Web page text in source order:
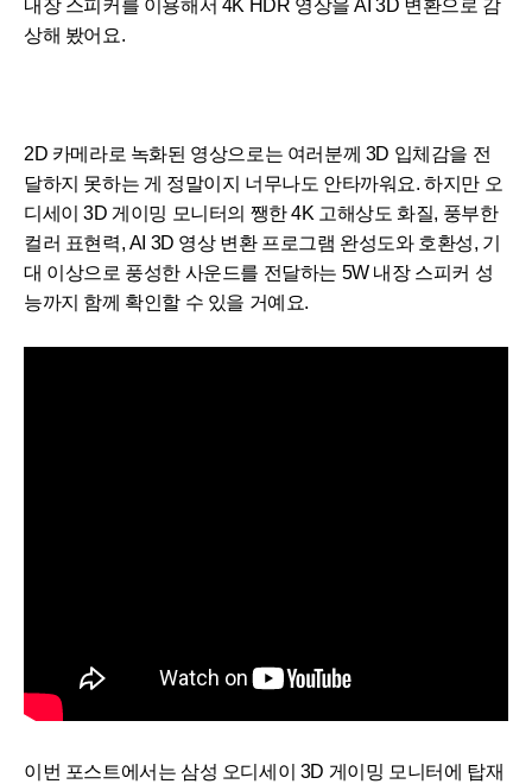
내장 스피커를 이용해서 4K HDR 영상을 AI 3D 변환으로 감
상해 봤어요.
2D 카메라로 녹화된 영상으로는 여러분께 3D 입체감을 전
달하지 못하는 게 정말이지 너무나도 안타까워요. 하지만 오
디세이 3D 게이밍 모니터의 쨍한 4K 고해상도 화질, 풍부한
컬러 표현력, AI 3D 영상 변환 프로그램 완성도와 호환성, 기
대 이상으로 풍성한 사운드를 전달하는 5W 내장 스피커 성
능까지 함께 확인할 수 있을 거예요.
이번 포스트에서는 삼성 오디세이 3D 게이밍 모니터 에 탑재